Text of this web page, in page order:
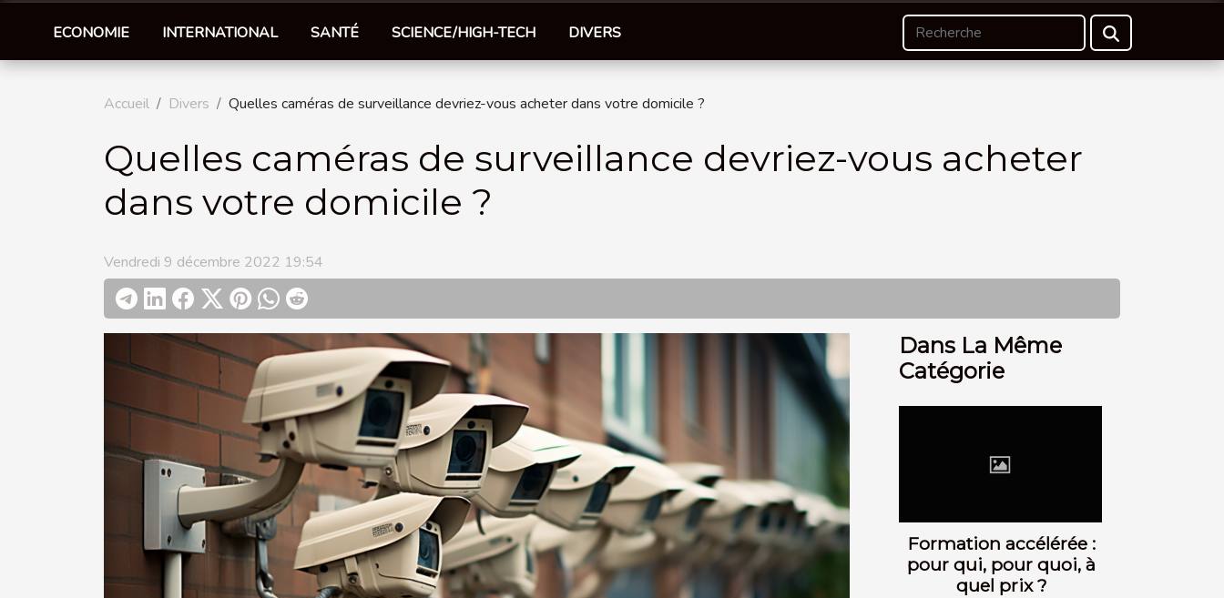
ECONOMIE INTERNATIONAL SANTÉ SCIENCE/HIGH-TECH DIVERS
Accueil Divers Quelles caméras de surveillance devriez-vous acheter dans votre domicile ?
Quelles caméras de surveillance devriez-vous acheter
dans votre domicile ?
Vendredi 9 décembre 2022 19:54
Dans La Même
Catégorie
Formation accélérée :
pour qui, pour quoi, à
quel prix ?